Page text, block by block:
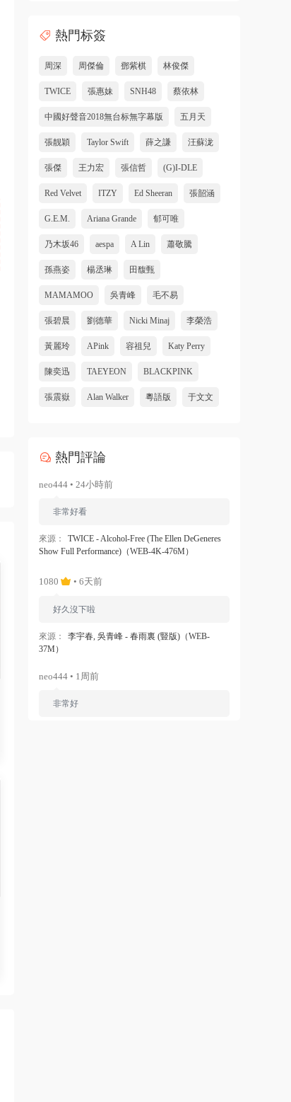
熱門标簽
周深 周傑倫 鄧紫棋 林俊傑
TWICE 張惠妹 SNH48 蔡依林
中國好聲音2018無台标無字幕版 五月天
張靓穎 Taylor Swift 薛之謙 汪蘇泷
張傑 王力宏 張信哲 (G)I-DLE
Red Velvet ITZY Ed Sheeran 張韶涵
G.E.M. Ariana Grande 郁可唯
乃木坂46 aespa A Lin 蕭敬騰
孫燕姿 楊丞琳 田馥甄
MAMAMOO 吳青峰 毛不易
張碧晨 劉德華 Nicki Minaj 李榮浩
黃麗玲 APink 容祖兒 Katy Perry
陳奕迅 TAEYEON BLACKPINK
張震嶽 Alan Walker 粵語版 于文文
熱門評論
neo444 • 24小時前
非常好看
來源：
TWICE - Alcohol-Free (The Ellen DeGeneres
Show Full Performance)（WEB-4K-476M）
1080 • 6天前
好久沒下啦
來源：
李宇春, 吳青峰 - 春雨裏 (豎版)（WEB-
37M）
neo444 • 1周前
非常好